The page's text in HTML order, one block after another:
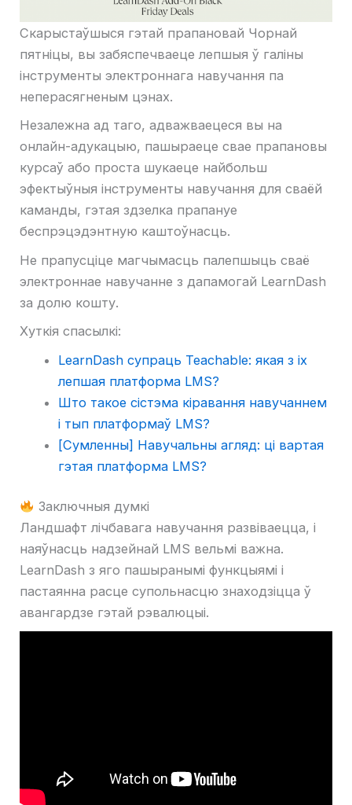
Скарыстаўшыся гэтай прапановай Чорнай
пятніцы, вы забяспечваеце лепшыя ў галіны
інструменты электроннага навучання па
неперасягненым цэнах.
Незалежна ад таго, адважваецеся вы на
онлайн-адукацыю, пашыраеце свае прапановы
курсаў або проста шукаеце найбольш
эфектыўныя інструменты навучання для сваёй
каманды, гэтая здзелка прапануе
беспрэцэдэнтную каштоўнасць.
Не прапусціце магчымасць палепшыць сваё
электроннае навучанне з дапамогай LearnDash
за долю кошту.
Хуткія спасылкі:
LearnDash супраць Teachable: якая з іх
лепшая платформа LMS?
Што такое сістэма кіравання навучаннем
і тып платформаў LMS?
[Сумленны] Навучальны агляд: ці вартая
гэтая платформа LMS?
Заключныя думкі
Ландшафт лічбавага навучання развіваецца, і
наяўнасць надзейнай LMS вельмі важна.
LearnDash з яго пашыранымі функцыямі і
пастаянна расце супольнасцю знаходзіцца ў
авангардзе гэтай рэвалюцыі.